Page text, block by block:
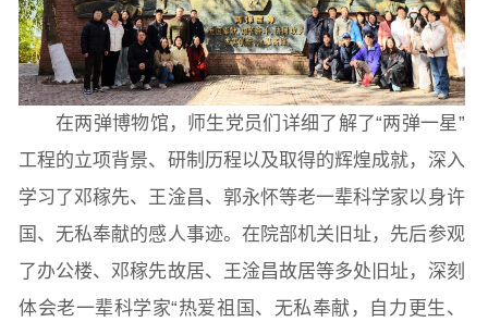
常用办公电话 办事流程 材料下载
在两弹博物馆，师生党员们详细了解了“两弹一星”
工程的立项背景、研制历程以及取得的辉煌成就，深入
学习了邓稼先、王淦昌、郭永怀等老一辈科学家以身许
国、无私奉献的感人事迹。在院部机关旧址，先后参观
了办公楼、邓稼先故居、王淦昌故居等多处旧址，深刻
体会老一辈科学家“热爱祖国、无私奉献，自力更生、